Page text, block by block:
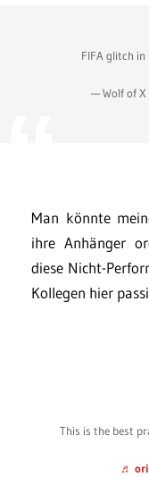
FIFA glitch
— Wolf of X
Man könnte
ihre Anhänger
diese Nicht-
Kollegen hier
This is the best
♬